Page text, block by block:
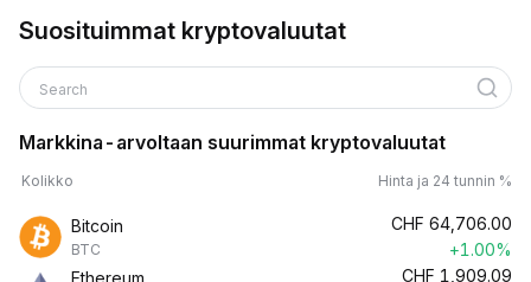
Suosituimmat kryptovaluutat
Search
Markkina-arvoltaan suurimmat kryptovaluutat
Kolikko Hinta ja 24 tunnin %
Bitcoin
BTC
CHF 64,706.00
+1.00%
Ethereum
CHF 1,909.09